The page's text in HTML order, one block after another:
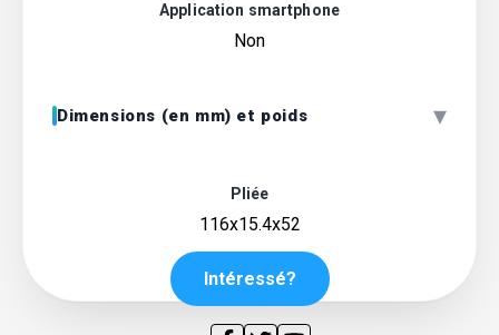
Application smartphone
Non
Dimensions (en mm) et poids ▾
Pliée
116x15.4x52
Intéressé?